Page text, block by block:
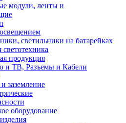
модули, ленты и
светильники на батарейках
продукция
и ТВ, Разъемы и Кабели
заземление
оборудование